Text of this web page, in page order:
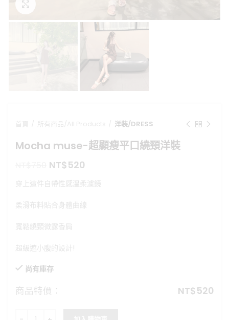
洋裝/DRESS
Mocha muse-超顯瘦平口繞頸洋裝
原
價
NT$750。
NT$520
價
NT$520。
穿上這件自帶性感溫柔濾鏡
柔滑布料貼合身體曲線
寬鬆繞頸微露香肩
超級遮小腹的設計!
尚有庫存
商品特價： NT$520
Mocha muse-超顯瘦平口繞頸洋裝 數量